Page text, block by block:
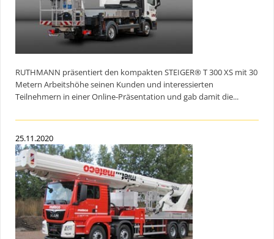
RUTHMANN präsentiert den kompakten STEIGER® T 300 XS mit 30
Metern Arbeitshöhe seinen Kunden und interessierten
Teilnehmern in einer Online-Präsentation und gab damit die...
25.11.2020